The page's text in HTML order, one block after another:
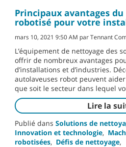
Principaux avantages
robotisé pour votre
mars 10, 2021 9:50 AM par Tennant
L’équipement de nettoyage des
offrir de nombreux avantages
d’installations et d’industries.
autolaveuses robot peuvent
que soit le secteur dans lequel
Lire la
Publié dans Solutions de
Innovation et technologie,
robotisées, Défis de nettoyage,